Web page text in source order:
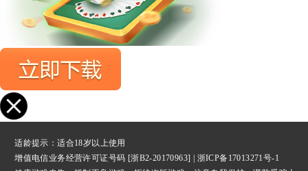
适龄提示：适合18岁以上使用
增值电信业务经营许可证号码 [浙B2-20170963] | 浙ICP备17013271号-1